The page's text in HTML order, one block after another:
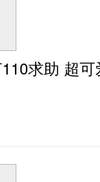
求助 超